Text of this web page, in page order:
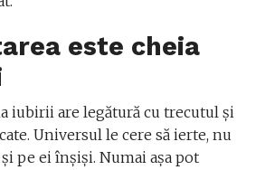
este cheia
iubirii are legătură cu trecutul și
Universul le cere să ierte, nu
pe ei înșiși. Numai așa pot